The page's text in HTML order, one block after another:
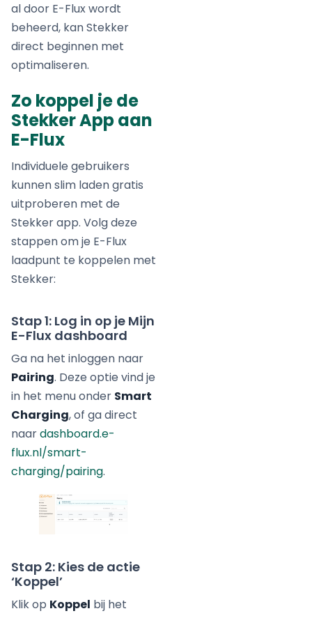
al door E-Flux wordt
beheerd, kan Stekker
direct beginnen met
optimaliseren.
Zo koppel je de
Stekker App aan
E-Flux
Individuele gebruikers
kunnen slim laden gratis
uitproberen met de
Stekker app. Volg deze
stappen om je E-Flux
laadpunt te koppelen met
Stekker:
Stap 1: Log in op je Mijn
E-Flux dashboard
Ga na het inloggen naar
Pairing. Deze optie vind je
in het menu onder Smart
Charging, of ga direct
naardashboard.e-
flux.nl/smart-
charging/pairing.
Stap 2: Kies de actie
‘Koppel’
Klik op Koppel bij het